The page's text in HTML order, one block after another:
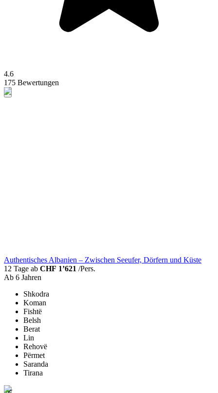
4.6
175 Bewertungen
Authentisches Albanien – Zwischen Seeufer, Dörfern und Küste
12 Tage ab CHF 1’621 /Pers.
Ab 6 Jahren
Shkodra
Koman
Fishtë
Belsh
Berat
Lin
Rehovë
Përmet
Saranda
Tirana